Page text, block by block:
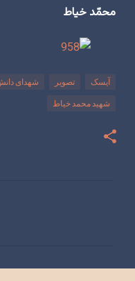
محمّد خیاط
آیسک تصویر شهدای
شهید محمد خیاط